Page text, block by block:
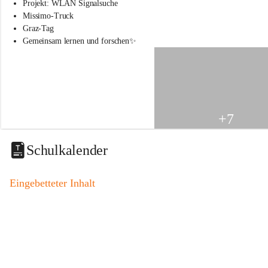
s
s
c
i
t
a
o
Projekt: WLAN Signalsuche
Missimo-Truck
Graz-Tag
Gemeinsam lernen und forschen✨
+7
Schulkalender
Eingebetteter Inhalt